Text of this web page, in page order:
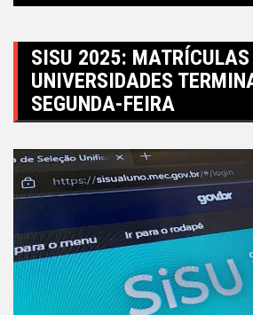
SISU 2025:
UNIVERSIDADES
SEGUNDA-FEIRA